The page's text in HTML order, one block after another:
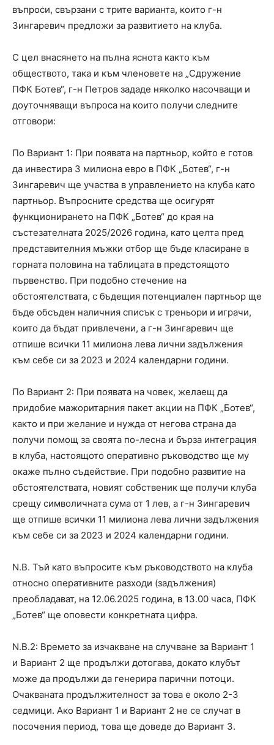
въпроси, свързани с трите варианта, които г-н
Зингаревич предложи за развитието на клуба.
С цел внасянето на пълна яснота както към
обществото, така и към членовете на „Сдружение
ПФК Ботев“, г-н Петров зададе няколко насочващи и
доуточняващи въпроса на които получи следните
отговори:
По Вариант 1: При появата на партньор, който е готов
да инвестира 3 милиона евро в ПФК „Ботев“, г-н
Зингаревич ще участва в управлението на клуба като
партньор. Въпросните средства ще осигурят
функционирането на ПФК „Ботев“ до края на
състезателната 2025/2026 година, като целта пред
представителния мъжки отбор ще бъде класиране в
горната половина на таблицата в предстоящото
първенство. При подобно стечение на
обстоятелствата, с бъдещия потенциален партньор ще
бъде обсъден наличния списък с треньори и играчи,
които да бъдат привлечени, а г-н Зингаревич ще
отпише всички 11 милиона лева лични задължения
към себе си за 2023 и 2024 календарни години.
По Вариант 2: При появата на човек, желаещ да
придобие мажоритарния пакет акции на ПФК „Ботев“,
както и при желание и нужда от негова страна да
получи помощ за своята по-лесна и бърза интеграция
в клуба, настоящото оперативно ръководство ще му
окаже пълно съдействие. При подобно развитие на
обстоятелствата, новият собственик ще получи клуба
срещу символичната сума от 1 лев, а г-н Зингаревич
ще отпише всички 11 милиона лева лични задължения
към себе си за 2023 и 2024 календарни години.
N.B. Тъй като въпросите към ръководството на клуба
относно оперативните разходи (задължения)
преобладават, на 12.06.2025 година, в 13.00 часа, ПФК
„Ботев“ ще оповести конкретната цифра.
N.B.2: Времето за изчакване на случване за Вариант 1
и Вариант 2 ще продължи дотогава, докато клубът
може да продължи да генерира парични потоци.
Очакваната продължителност за това е около 2-3
седмици. Ако Вариант 1 и Вариант 2 не се случат в
посочения период, това ще доведе до Вариант 3.